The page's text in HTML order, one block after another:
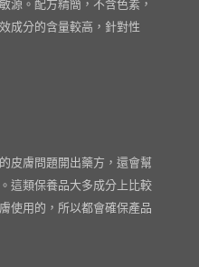
源。配方精簡，不含色素，
成分的含量較高，針對性
皮膚問題開出藥方，還會幫
這類保養品大多成分上比較
使用的，所以都會確保產品